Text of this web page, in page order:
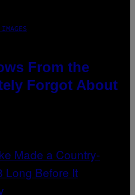
From the
Forgot About